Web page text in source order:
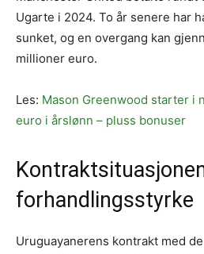
Ugarte i 2024. To år senere har
sunket, og en overgang kan
millioner euro.
Les: Mason Greenwood starter i
euro i årslønn – pluss bonuser
forhandlingsstyrke
Uruguayanerens kontrakt med